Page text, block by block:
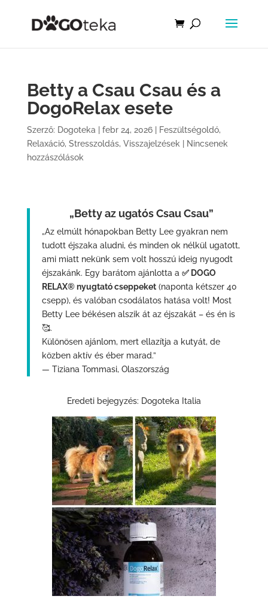
Betty a Csau Csau és a
DogoRelax esete
Szerző: Dogoteka febr 24, 2026| Feszültségoldó,
Relaxáció, Stresszoldás, Visszajelzések
Nincsenek
hozzászólások
„Betty az ugatós Csau Csau”
„Az elmúlt hónapokban Betty Lee gyakran nem
tudott éjszaka aludni, és minden ok nélkül ugatott,
ami miatt nekünk sem volt hosszú ideig nyugodt
éjszakánk. Egy barátom ajánlotta a ✅ DOGO
RELAX® nyugtató cseppeket(naponta kétszer 40
csepp), és valóban csodálatos hatása volt! Most
Betty Lee békésen alszik át az éjszakát – és én is
🥰.
Különösen ajánlom, mert ellazítja a kutyát, de
közben aktív és éber marad.”
— Tiziana Tommasi, Olaszország
Eredeti bejegyzés: Dogoteka Italia